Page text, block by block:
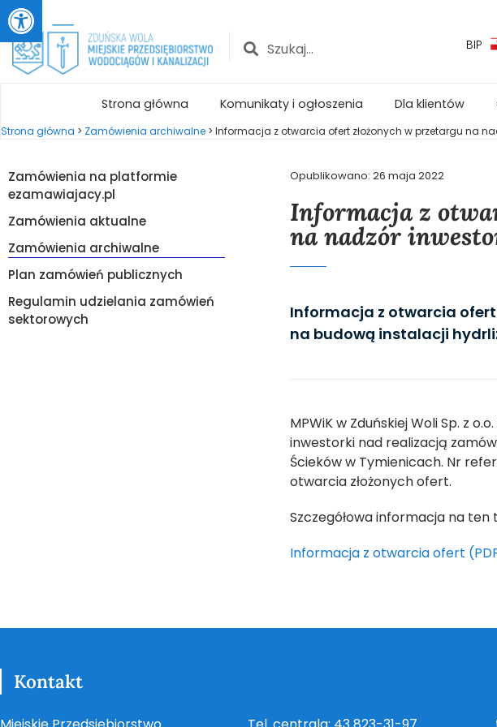
BIP
Strona główna Komunikaty i ogłoszenia Dla klientów
Strona główna > Zamówienia archiwalne > Informacja z otwarcia ofert złożonych w przetargu na
Zamówienia na platformie
ezamawiajacy.pl
Zamówienia aktualne
Zamówienia archiwalne
Plan zamówień publicznych
Regulamin udzielania zamówień
sektorowych
Opublikowano:26 maja 2022
Informacja z
na nadzór
Informacja z otwarcia
na budową instalacji
MPWiK w Zduńskiej Woli Sp. z
inwestorki nad realizacją
Ścieków w Tymienicach. Nr
otwarcia złożonych ofert.
Szczegółowa informacja na
Informacja z otwarcia ofert
Kontakt